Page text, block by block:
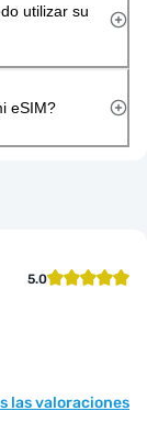
utilizar su
eSIM?
5.0
las valoraciones